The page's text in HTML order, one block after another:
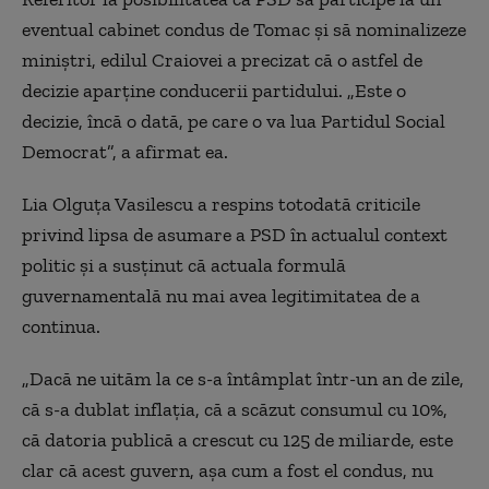
eventual cabinet condus de Tomac și să nominalizeze
miniștri, edilul Craiovei a precizat că o astfel de
decizie aparține conducerii partidului. „Este o
decizie, încă o dată, pe care o va lua Partidul Social
Democrat”, a afirmat ea.
Lia Olguța Vasilescu a respins totodată criticile
privind lipsa de asumare a PSD în actualul context
politic și a susținut că actuala formulă
guvernamentală nu mai avea legitimitatea de a
continua.
„Dacă ne uităm la ce s-a întâmplat într-un an de zile,
că s-a dublat inflația, că a scăzut consumul cu 10%,
că datoria publică a crescut cu 125 de miliarde, este
clar că acest guvern, așa cum a fost el condus, nu